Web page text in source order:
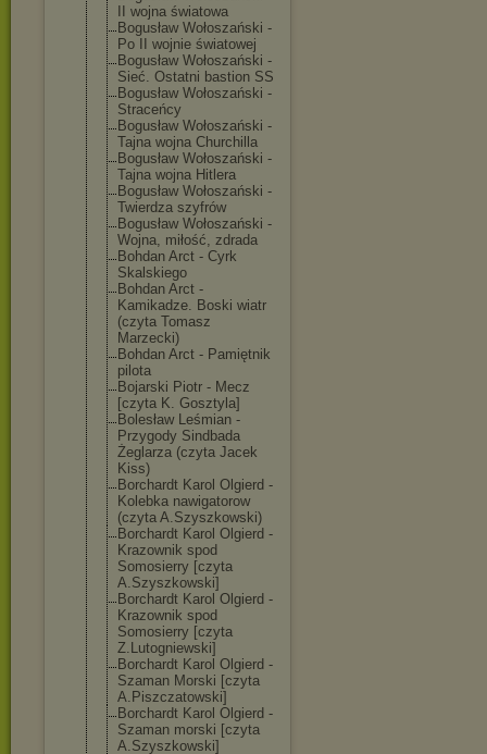
II wojna światowa
Bogusław Wołoszański -
Po II wojnie światowej
Bogusław Wołoszański -
Sieć. Ostatni bastion SS
Bogusław Wołoszański -
Straceńcy
Bogusław Wołoszański -
Tajna wojna Churchilla
Bogusław Wołoszański -
Tajna wojna Hitlera
Bogusław Wołoszański -
Twierdza szyfrów
Bogusław Wołoszański -
Wojna, miłość, zdrada
Bohdan Arct - Cyrk
Skalskiego
Bohdan Arct -
Kamikadze. Boski wiatr
(czyta Tomasz
Marzecki)
Bohdan Arct - Pamiętnik
pilota
Bojarski Piotr - Mecz
[czyta K. Gosztyla]
Bolesław Leśmian -
Przygody Sindbada
Żeglarza (czyta Jacek
Kiss)
Borchardt Karol Olgierd -
Kolebka nawigatorow
(czyta A.Szyszkowski)
Borchardt Karol Olgierd -
Krazownik spod
Somosierry [czyta
A.Szyszkowski]
Borchardt Karol Olgierd -
Krazownik spod
Somosierry [czyta
Z.Lutogniewski]
Borchardt Karol Olgierd -
Szaman Morski [czyta
A.Piszczatowski]
Borchardt Karol Olgierd -
Szaman morski [czyta
A.Szyszkowski]